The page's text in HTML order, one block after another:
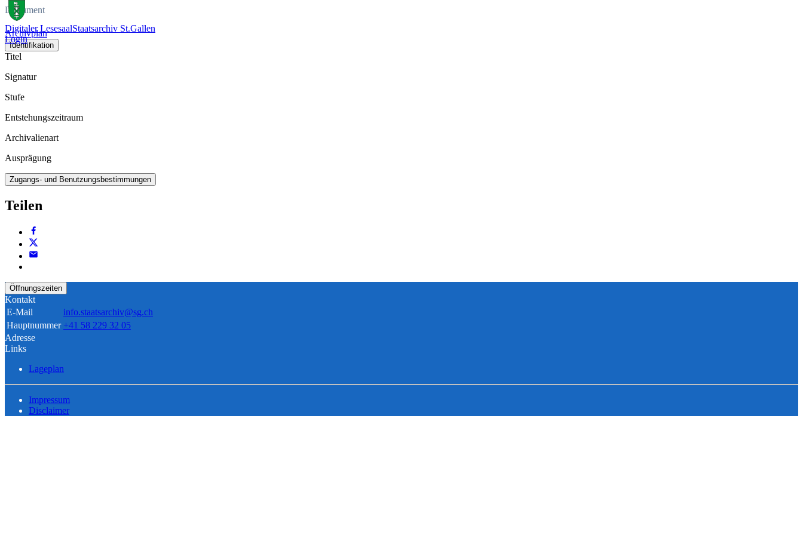
Digitaler LesesaalStaatsarchiv St.Gallen
Login
Dokument
Archivplan
Identifikation
Titel
Signatur
Stufe
Entstehungszeitraum
Archivalienart
Ausprägung
Zugangs- und Benutzungsbestimmungen
Teilen
Öffnungszeiten
Kontakt
E-Mail
info.staatsarchiv@sg.ch
Hauptnummer +41 58 229 32 05
Adresse
Links
Lageplan
Impressum
Disclaimer